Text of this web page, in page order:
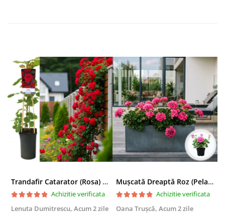
Trandafir Catarator (Rosa) Red Climber - 75cm
Achizitie verificata
Lenuta Dumitrescu, Acum 2 zile
Mușcată Dreaptă Roz (Pelargonium Zonale)
Achizitie verificata
Oana Trușcă, Acum 2 zile